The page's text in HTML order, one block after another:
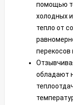
помощью
холодных
тепло от
перекосов
обладают